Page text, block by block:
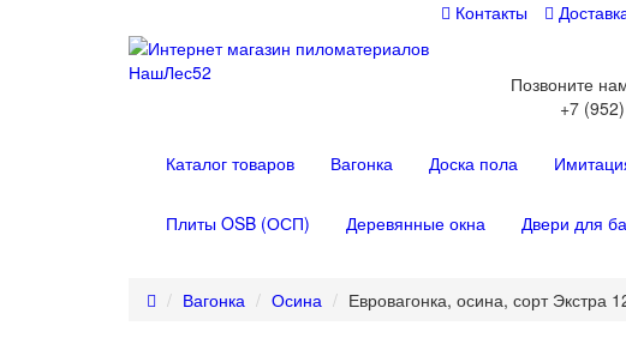
Контакты
Позвоните
+7
Каталог товаров Вагонка Доска пола
Плиты OSB (ОСП) Деревянные окна Двери для
Вагонка Осина Евровагонка, осина, сорт Экстра